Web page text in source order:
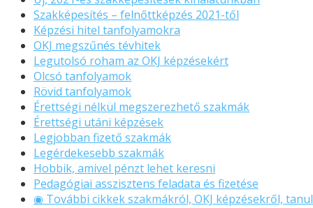
Szakképesítés – felnőttképzés 2021-től
Képzési hitel tanfolyamokra
OKJ megszűnés tévhitek
Legutolsó roham az OKJ képzésekért
Olcsó tanfolyamok
Rövid tanfolyamok
Érettségi nélkül megszerezhető szakmák
Érettségi utáni képzések
Legjobban fizető szakmák
Legérdekesebb szakmák
Hobbik, amivel pénzt lehet keresni
Pedagógiai asszisztens feladata és fizetése
◉ További cikkek szakmákról, OKJ képzésekről,